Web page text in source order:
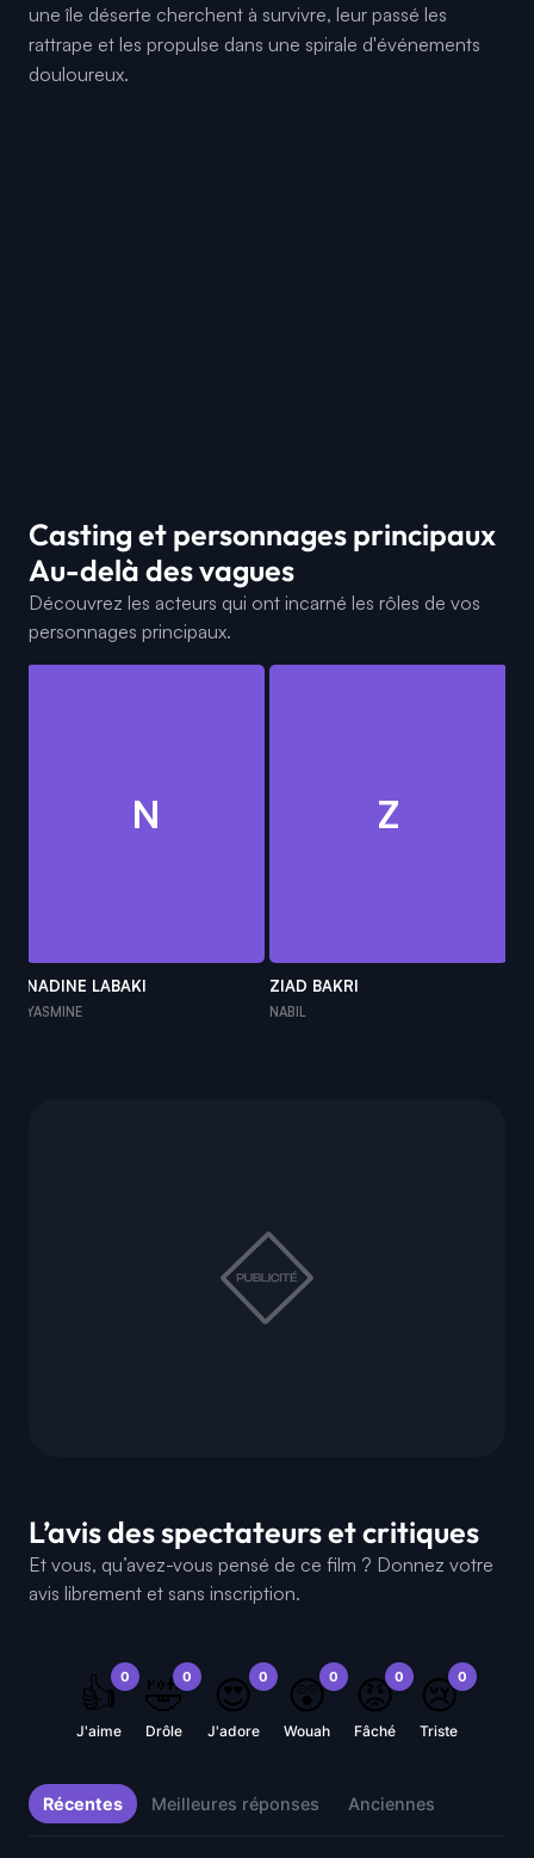
une île déserte cherchent à survivre, leur passé les
rattrape et les propulse dans une spirale d'événements
douloureux.
Casting et personnages principaux
Au-delà des vagues
Découvrez les acteurs qui ont incarné les rôles de vos
personnages principaux.
N
NADINE LABAKI
YASMINE
Z
ZIAD BAKRI
NABIL
L’avis des spectateurs et critiques
Et vous, qu’avez-vous pensé de ce film ? Donnez votre
avis librement et sans inscription.
0
👍
J'aime
0
🤣
Drôle
0
😍
J'adore
0
😲
Wouah
0
😡
Fâché
0
😢
Triste
Récentes Meilleures réponses Anciennes